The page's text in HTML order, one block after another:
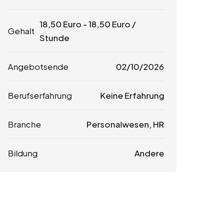
Gehalt
18,50 Euro -18,50 Euro /
Stunde
Angebotsende 02/10/2026
Berufserfahrung Keine Erfahrung
Branche Personalwesen, HR
Bildung Andere